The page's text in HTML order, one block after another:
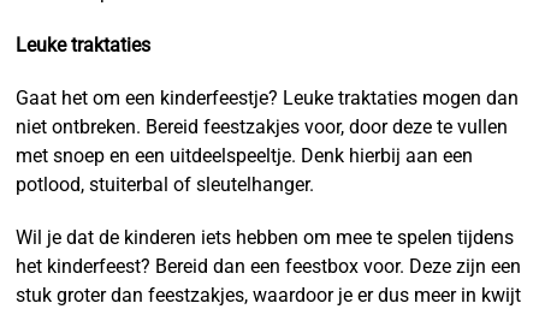
Leuke traktaties
Gaat het om een kinderfeestje? Leuke traktaties mogen dan
niet ontbreken. Bereid feestzakjes voor, door deze te vullen
met snoep en een uitdeelspeeltje. Denk hierbij aan een
potlood, stuiterbal of sleutelhanger.
Wil je dat de kinderen iets hebben om mee te spelen tijdens
het kinderfeest? Bereid dan een feestbox voor. Deze zijn een
stuk groter dan feestzakjes, waardoor je er dus meer in kwijt